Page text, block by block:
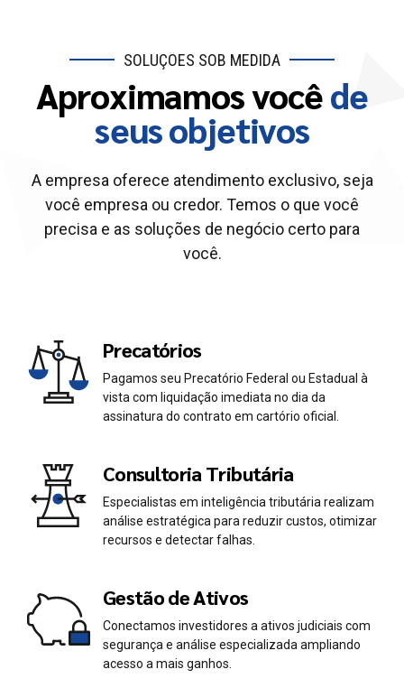
SOLUÇÕES SOB MEDIDA
Aproximamos vocêde
seus objetivos
A empresa oferece atendimento exclusivo, seja
você empresa ou credor. Temos o que você
precisa e as soluções de negócio certo para
você.
Precatórios
Pagamos seu Precatório Federal ou Estadual à
vista com liquidação imediata no dia da
assinatura do contrato em cartório oficial.
Consultoria Tributária
Especialistas em inteligência tributária realizam
análise estratégica para reduzir custos, otimizar
recursos e detectar falhas.
Gestão de Ativos
Conectamos investidores a ativos judiciais com
segurança e análise especializada ampliando
acesso a mais ganhos.